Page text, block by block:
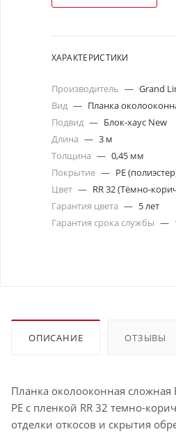
ХАРАКТЕРИСТИКИ
Производитель — Grand
Вид — Планка
Подвид — Блок-хаус New
Длина — 3 м
Толщина — 0,45 мм
Покрытие — PE
Цвет — RR 32 (Тёмно-
Гарантия цвета — 5 лет
Гарантия срока службы —
ОПИСАНИЕ ОТЗЫВЫ
Планка околооконная сложная
PE с пленкой RR 32 темно-
отделки откосов и скрытия